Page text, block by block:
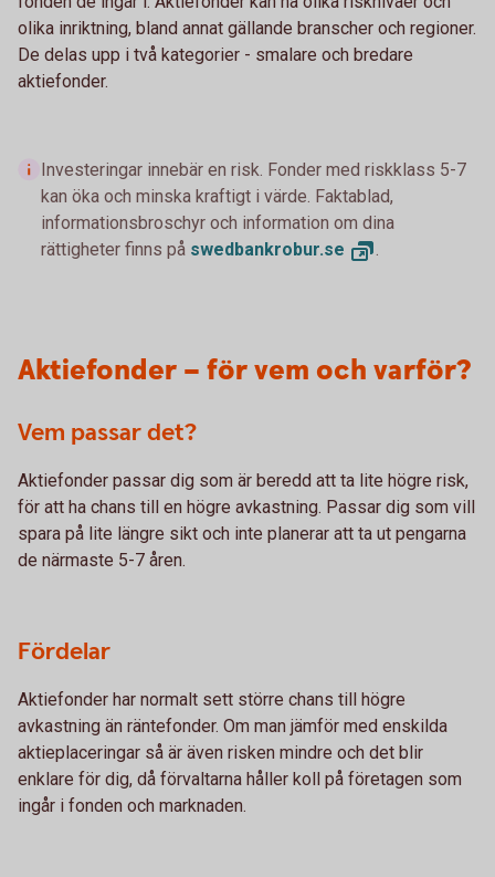
olika inriktning, bland annat gällande branscher och regioner.
De delas upp i två kategorier - smalare och bredare
aktiefonder.
Investeringar innebär en risk. Fonder med riskklass 5-7
kan öka och minska kraftigt i värde. Faktablad,
informationsbroschyr och information om dina
rättigheter finns på swedbankrobur.se .
Aktiefonder – för vem och varför?
Vem passar det?
Aktiefonder passar dig som är beredd att ta lite högre risk,
för att ha chans till en högre avkastning. Passar dig som vill
spara på lite längre sikt och inte planerar att ta ut pengarna
de närmaste 5-7 åren.
Fördelar
Aktiefonder har normalt sett större chans till högre
avkastning än räntefonder. Om man jämför med enskilda
aktieplaceringar så är även risken mindre och det blir
enklare för dig, då förvaltarna håller koll på företagen som
ingår i fonden och marknaden.